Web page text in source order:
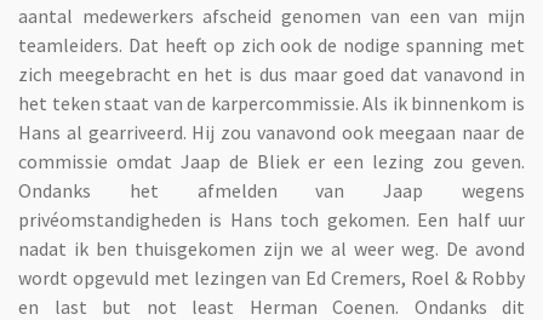
aantal medewerkers afscheid genomen van een van mijn
teamleiders. Dat heeft op zich ook de nodige spanning met
zich meegebracht en het is dus maar goed dat vanavond in
het teken staat van de karpercommissie. Als ik binnenkom is
Hans al gearriveerd. Hij zou vanavond ook meegaan naar de
commissie omdat Jaap de Bliek er een lezing zou geven.
Ondanks het afmelden van Jaap wegens
privéomstandigheden is Hans toch gekomen. Een half uur
nadat ik ben thuisgekomen zijn we al weer weg. De avond
wordt opgevuld met lezingen van Ed Cremers, Roel & Robby
en last but not least Herman Coenen. Ondanks dit